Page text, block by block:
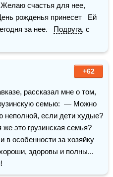
счастья для нее,
за нее. Подруга, с
+62
рассказал мне о том,
семью:  — Можно
неполной, если дети худые?
это грузинская семья?
в особенности за хозяйку
здоровы и полны...